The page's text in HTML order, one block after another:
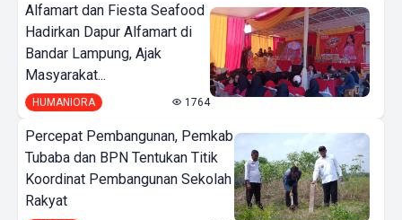
Alfamart dan Fiesta Seafood
Hadirkan Dapur Alfamart di
Bandar Lampung, Ajak
Masyarakat...
HUMANIORA 1764
Percepat Pembangunan, Pemkab
Tubaba dan BPN Tentukan Titik
Koordinat Pembangunan Sekolah
Rakyat